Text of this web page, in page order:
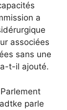
a
associées
sans une
t-il ajouté.
parle